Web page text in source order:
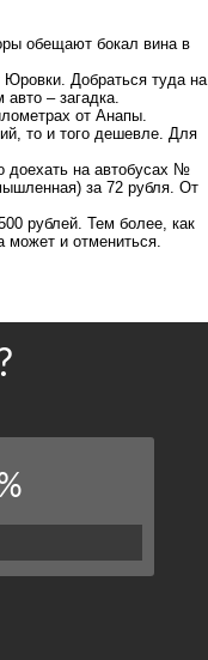
обещают бокал вина в
Юровки. Добраться туда на
– загадка.
от Анапы.
то и того дешевле. Для
доехать на автобусах №
за 72 рубля. От
рублей. Тем более, как
может и отмениться.